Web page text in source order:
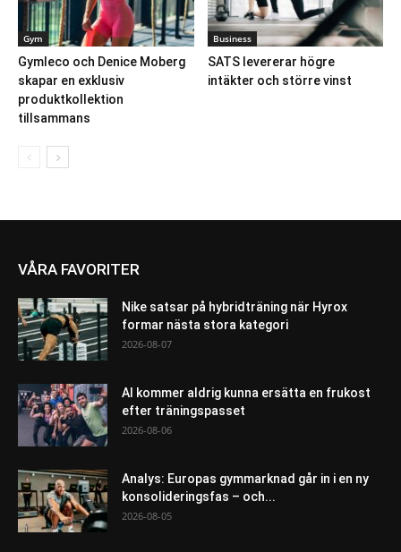
Gym
Gymleco och Denice Moberg
skapar en exklusiv
produktkollektion
tillsammans
Business
SATS levererar högre
intäkter och större vinst
VÅRA FAVORITER
Nike satsar på hybridträning när Hyrox
formar nästa stora kategori
2026-08-07
AI kommer aldrig kunna ersätta en frukost
efter träningspasset
2026-08-06
Analys: Europas gymmarknad går in i en ny
konsolideringsfas – och...
2026-08-05